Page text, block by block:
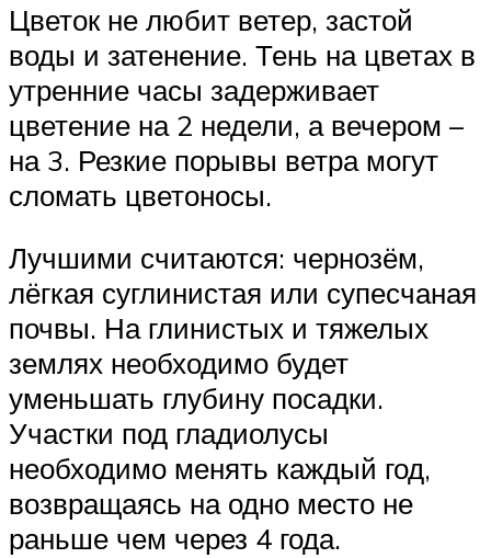
Цветок не любит ветер, застой
воды и затенение. Тень на цветах в
утренние часы задерживает
цветение на 2 недели, а вечером –
на 3. Резкие порывы ветра могут
сломать цветоносы.
Лучшими считаются: чернозём,
лёгкая суглинистая или супесчаная
почвы. На глинистых и тяжелых
землях необходимо будет
уменьшать глубину посадки.
Участки под гладиолусы
необходимо менять каждый год,
возвращаясь на одно место не
раньше чем через 4 года.